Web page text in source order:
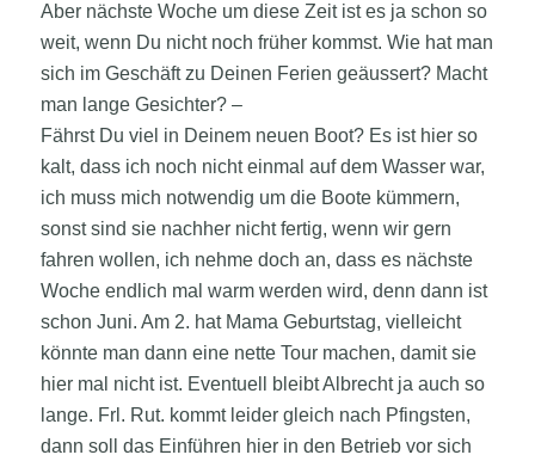
Aber nächste Woche um diese Zeit ist es ja schon so
weit, wenn Du nicht noch früher kommst. Wie hat man
sich im Geschäft zu Deinen Ferien geäussert? Macht
man lange Gesichter? –
Fährst Du viel in Deinem neuen Boot? Es ist hier so
kalt, dass ich noch nicht einmal auf dem Wasser war,
ich muss mich notwendig um die Boote kümmern,
sonst sind sie nachher nicht fertig, wenn wir gern
fahren wollen, ich nehme doch an, dass es nächste
Woche endlich mal warm werden wird, denn dann ist
schon Juni. Am 2. hat Mama Geburtstag, vielleicht
könnte man dann eine nette Tour machen, damit sie
hier mal nicht ist. Eventuell bleibt Albrecht ja auch so
lange. Frl. Rut. kommt leider gleich nach Pfingsten,
dann soll das Einführen hier in den Betrieb vor sich